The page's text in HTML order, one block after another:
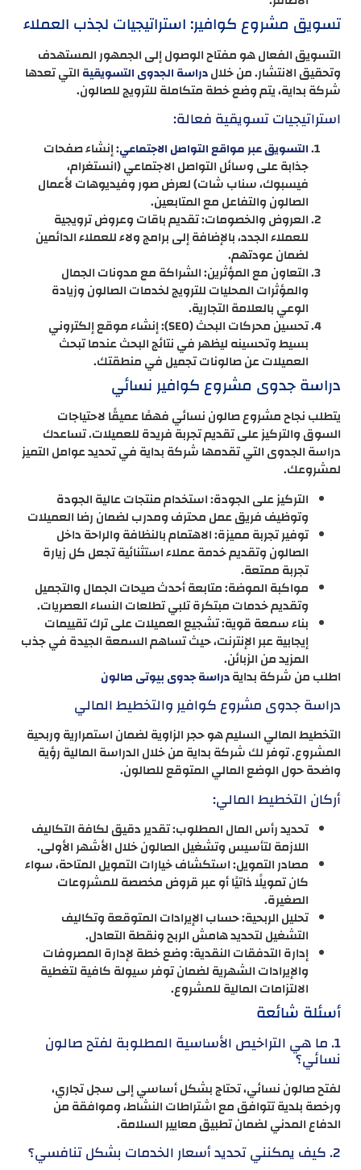
تسويق مشروع كوافير: استراتيجيات لجذب العملاء
التسويق الفعال هو مفتاح الوصول إلى الجمهور المستهدف
وتحقيق الانتشار. من خلالدراسة الجدوى التسويقيةالتي تعدها
شركة بداية، يتم وضع خطة متكاملة للترويج للصالون.
استراتيجيات تسويقية فعالة:
التسويق عبر مواقع التواصل الاجتماعي: إنشاء صفحات
جذابة على وسائل التواصل الاجتماعي (انستغرام،
فيسبوك، سناب شات) لعرض صور وفيديوهات لأعمال
الصالون والتفاعل مع المتابعين.
العروض والخصومات: تقديم باقات وعروض ترويجية
للعملاء الجدد، بالإضافة إلى برامج ولاء للعملاء الدائمين
لضمان عودتهم.
التعاون مع المؤثرين: الشراكة مع مدونات الجمال
والمؤثرات المحليات للترويج لخدمات الصالون وزيادة
الوعي بالعلامة التجارية.
تحسين محركات البحث (SEO): إنشاء موقع إلكتروني
بسيط وتحسينه ليظهر في نتائج البحث عندما تبحث
العميلات عن صالونات تجميل في منطقتك.
دراسة جدوى مشروع كوافير نسائي
يتطلب نجاح مشروع صالون نسائي فهمًا عميقًا لاحتياجات
السوق والتركيز على تقديم تجربة فريدة للعميلات. تساعدك
دراسة الجدوى التي تقدمها شركة بداية في تحديد عوامل التميز
لمشروعك.
التركيز على الجودة: استخدام منتجات عالية الجودة
وتوظيف فريق عمل محترف ومدرب لضمان رضا العميلات
توفير تجربة مميزة: الاهتمام بالنظافة والراحة داخل
الصالون وتقديم خدمة عملاء استثنائية تجعل كل زيارة
تجربة ممتعة.
مواكبة الموضة: متابعة أحدث صيحات الجمال والتجميل
وتقديم خدمات مبتكرة تلبي تطلعات النساء العصريات.
بناء سمعة قوية: تشجيع العميلات على ترك تقييمات
إيجابية عبر الإنترنت، حيث تساهم السمعة الجيدة في جذب
المزيد من الزبائن.
اطلب من شركة بدايةدراسة جدوى بيوتى صالون
دراسة جدوى مشروع كوافير والتخطيط المالي
التخطيط المالي السليم هو حجر الزاوية لضمان استمرارية وربحية
المشروع. توفر لك شركة بداية من خلال الدراسة المالية رؤية
واضحة حول الوضع المالي المتوقع للصالون.
أركان التخطيط المالي:
تحديد رأس المال المطلوب: تقدير دقيق لكافة التكاليف
اللازمة لتأسيس وتشغيل الصالون خلال الأشهر الأولى.
مصادر التمويل: استكشاف خيارات التمويل المتاحة، سواء
كان تمويلًا ذاتيًا أو عبر قروض مخصصة للمشروعات
الصغيرة.
تحليل الربحية: حساب الإيرادات المتوقعة وتكاليف
التشغيل لتحديد هامش الربح ونقطة التعادل.
إدارة التدفقات النقدية: وضع خطة لإدارة المصروفات
والإيرادات الشهرية لضمان توفر سيولة كافية لتغطية
الالتزامات المالية للمشروع.
أسئلة شائعة
1. ما هي التراخيص الأساسية المطلوبة لفتح صالون
نسائي؟
لفتح صالون نسائي، تحتاج بشكل أساسي إلى سجل تجاري،
ورخصة بلدية تتوافق مع اشتراطات النشاط، وموافقة من
الدفاع المدني لضمان تطبيق معايير السلامة.
2. كيف يمكنني تحديد أسعار الخدمات بشكل تنافسي؟